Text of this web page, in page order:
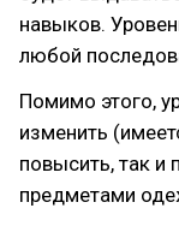
навыков.
любой
Помимо этого,
изменить
повысить, так и
предметами